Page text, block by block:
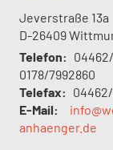
Jeverstraße 13a
D-26409
Telefon:
0178/7992860
Telefax:
E-Mail:
anhaenger.de